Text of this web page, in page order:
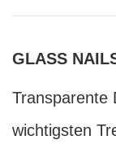
GLASS
Transparente
wichtigsten